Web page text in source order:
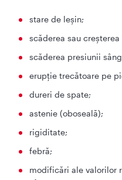
stare de leşin;
scăderea sau
scăderea presiunii
erupţie trecătoare pe
dureri de spate;
astenie (oboseală);
rigiditate;
febră;
modificări ale valorilor